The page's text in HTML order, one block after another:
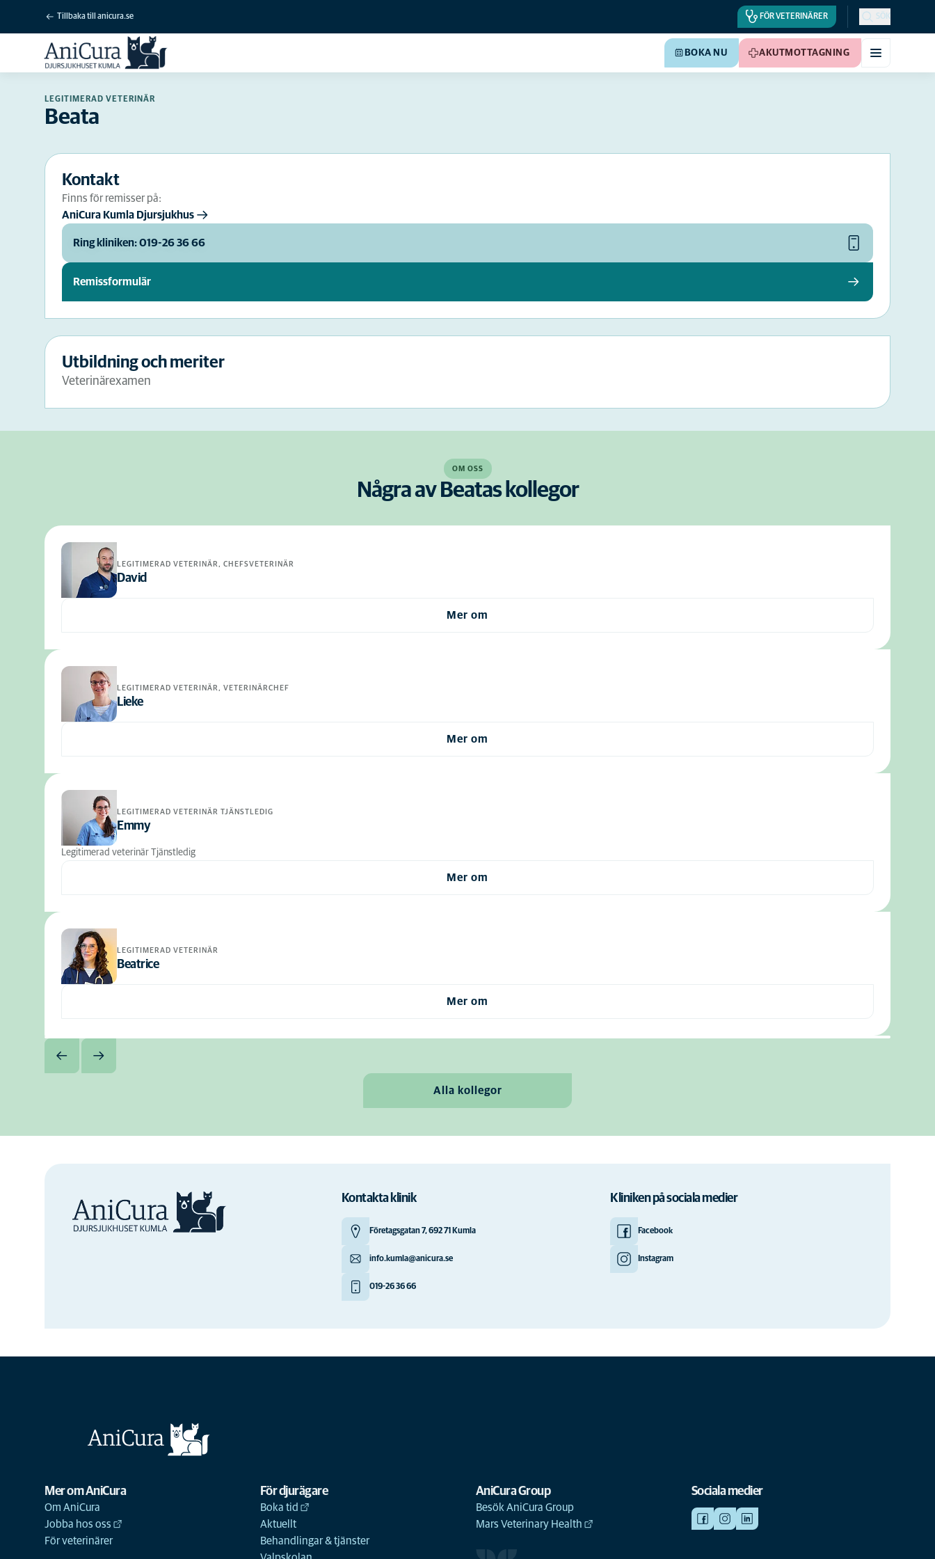
Tillbaka till anicura.se FÖR VETERINÄRER SÖK
BOKA NU AKUTMOTTAGNING
LEGITIMERAD VETERINÄR
Beata
Kontakt
Finns för remisser på:
AniCura Kumla Djursjukhus
Ring kliniken: 019-26 36 66
Remissformulär
Utbildning och meriter
Veterinärexamen
OM OSS
Några av Beatas kollegor
LEGITIMERAD VETERINÄR, CHEFSVETERINÄR
David
Mer om
LEGITIMERAD VETERINÄR, VETERINÄRCHEF
Lieke
Mer om
LEGITIMERAD VETERINÄR TJÄNSTLEDIG
Emmy
Legitimerad veterinär Tjänstledig
Mer om
LEGITIMERAD VETERINÄR
Beatrice
Mer om
Alla kollegor
Kontakta klinik
Företagsgatan 7, 692 71 Kumla
info.kumla@anicura.se
019-26 36 66
Kliniken på sociala medier
Facebook
Instagram
Mer om AniCura
Om AniCura
Jobba hos oss
För veterinärer
För djurägare
Boka tid
Aktuellt
Behandlingar & tjänster
AniCura Group
Besök AniCura Group
Mars Veterinary Health
Sociala medier